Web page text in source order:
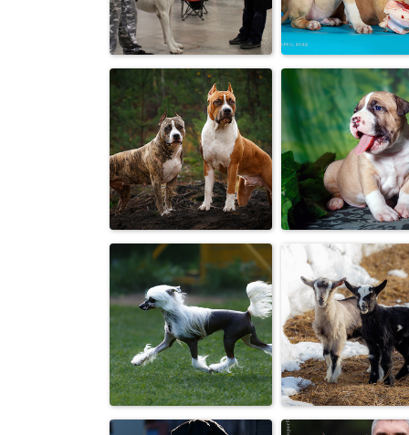
Щенки
бассенджи
В поисках
«Ты кто?!»
«Сами вы
убийцы. Не
трогали мы...
Амстаффы Щенок